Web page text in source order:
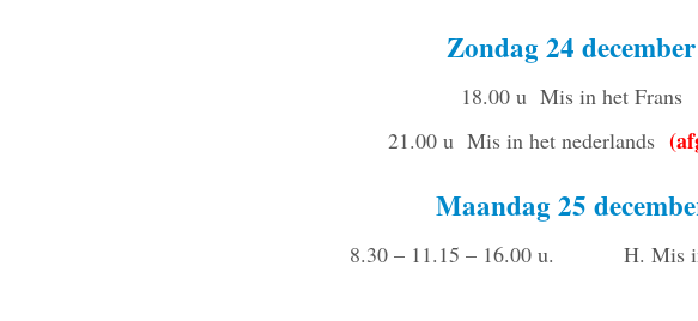
Zondag 24 december
18.00 u Mis in het Frans
21.00 u Mis in het nederlands
Maandag 25
8.30 – 11.15 – 16.00 u. H. Mis in